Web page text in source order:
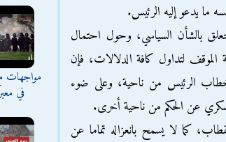
بالشأن السياسي، وحول احتمال
لتداول كافة الدلالات، فإن
الرئيس من ناحية، وعلى ضوء
عن الحكم من ناحية أخرى.
كما لا يسمح بانعزاله تماما عن
مواجهات
في